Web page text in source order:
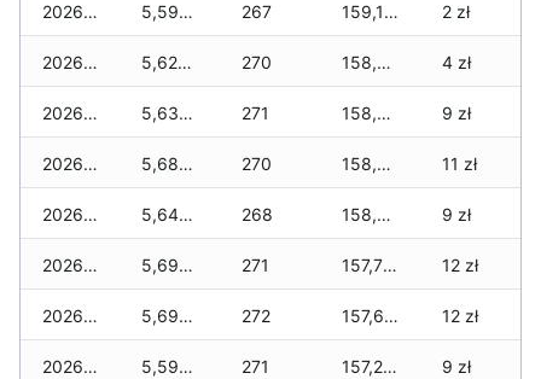
2026-07-10 5,590 zł 267 159,100 zł 2 zł
2026-07-09 5,620 zł 270 158,770 zł 4 zł
2026-07-08 5,630 zł 271 158,580 zł 9 zł
2026-07-07 5,680 zł 270 158,210 zł 11 zł
2026-07-06 5,640 zł 268 158,040 zł 9 zł
2026-07-05 5,690 zł 271 157,760 zł 12 zł
2026-07-04 5,690 zł 272 157,600 zł 12 zł
2026-07-03 5,590 zł 271 157,230 zł 9 zł